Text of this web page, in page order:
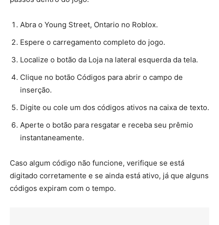
Abra o Young Street, Ontario no Roblox.
Espere o carregamento completo do jogo.
Localize o botão da Loja na lateral esquerda da tela.
Clique no botão Códigos para abrir o campo de
inserção.
Digite ou cole um dos códigos ativos na caixa de texto.
Aperte o botão para resgatar e receba seu prêmio
instantaneamente.
Caso algum código não funcione, verifique se está
digitado corretamente e se ainda está ativo, já que alguns
códigos expiram com o tempo.